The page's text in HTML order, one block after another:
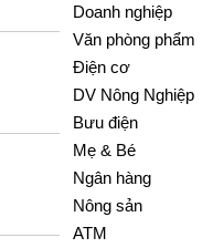
Doanh nghiệp
Văn phòng phẩm
Điện cơ
DV Nông Nghiệp
Bưu điện
Mẹ & Bé
Ngân hàng
Nông sản
ATM